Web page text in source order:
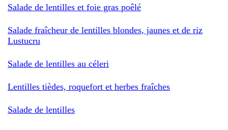
Salade de lentilles et foie gras poêlé
Salade fraîcheur de lentilles blondes, jaunes et de riz
Lustucru
Salade de lentilles au céleri
Lentilles tièdes, roquefort et herbes fraîches
Salade de lentilles